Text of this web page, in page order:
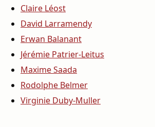
Claire Léost
David Larramendy
Erwan Balanant
Jérémie Patrier-Leitus
Maxime Saada
Rodolphe Belmer
Virginie Duby-Muller